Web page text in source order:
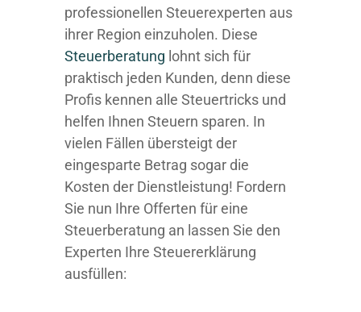
professionellen Steuerexperten aus
ihrer Region einzuholen. Diese
Steuerberatung lohnt sich für
praktisch jeden Kunden, denn diese
Profis kennen alle Steuertricks und
helfen Ihnen Steuern sparen. In
vielen Fällen übersteigt der
eingesparte Betrag sogar die
Kosten der Dienstleistung! Fordern
Sie nun Ihre Offerten für eine
Steuerberatung an lassen Sie den
Experten Ihre Steuererklärung
ausfüllen: